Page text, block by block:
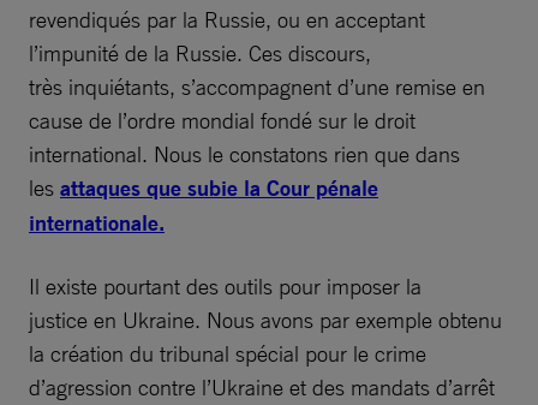
revendiqués par la Russie, ou en acceptant
l’impunité de la Russie. Ces discours,
très inquiétants, s’accompagnent d’une remise en
cause de l’ordre mondial fondé sur le droit
international. Nous le constatons rien que dans
les attaques que subie la Cour pénale
internationale.
Il existe pourtant des outils pour imposer la
justice en Ukraine. Nous avons par exemple obtenu
la création du tribunal spécial pour le crime
d’agression contre l’Ukraine et des mandats d’arrêt